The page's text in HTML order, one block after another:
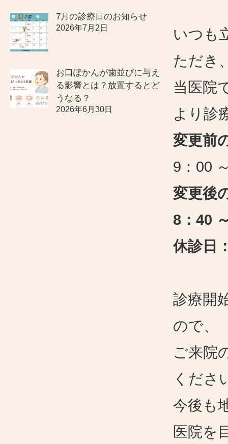
7月の診療日のお知らせ
2026年7月2日
お口ぽかんが歯並びに与え
る影響とは？放置するとど
うなる？
2026年6月30日
いつも
ただき
当医院
より診
変更前
9 ： 00
変更後
8 ： 40
休診日
診療開
ので、
ご来院
くださ
今後も
医院を